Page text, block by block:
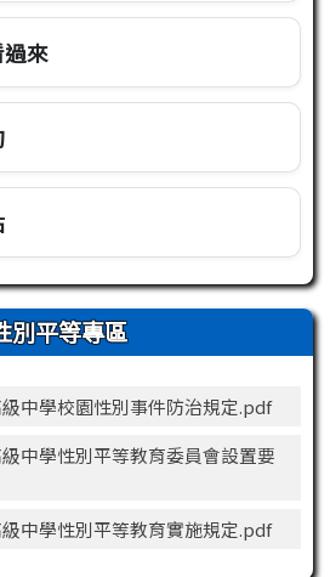
來
別平等專區
中學校園性別事件防治規定.pdf
中學性別平等教育委員會設置要
中學性別平等教育實施規定.pdf